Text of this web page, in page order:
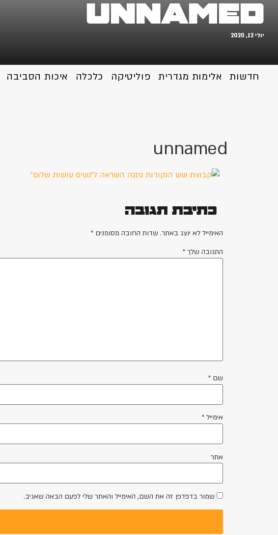
unnamed
יולי 12, 2020
חדשות אלימות מגדרית פוליטיקה כלכלה איכות הסביבה
unnamed
כתיבת תגובה
האימייל לא יוצג באתר. שדות החובה מסומנים *
התגובה שלך *
שם *
אימייל *
אתר
שמור בדפדפן זה את השם, האימייל והאתר שלי לפעם הבאה שאגיב.